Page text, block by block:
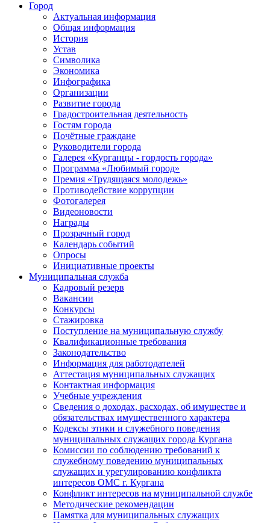
Город
Актуальная информация
Общая информация
История
Устав
Символика
Экономика
Инфографика
Организации
Развитие города
Градостроительная деятельность
Гостям города
Почётные граждане
Руководители города
Галерея «Курганцы - гордость города»
Программа «Любимый город»
Премия «Трудящаяся молодежь»
Противодействие коррупции
Фотогалерея
Видеоновости
Награды
Прозрачный город
Календарь событий
Опросы
Инициативные проекты
Муниципальная служба
Кадровый резерв
Вакансии
Конкурсы
Стажировка
Поступление на муниципальную службу
Квалификационные требования
Законодательство
Информация для работодателей
Аттестация муниципальных служащих
Контактная информация
Учебные учреждения
Сведения о доходах, расходах, об имуществе и
обязательствах имущественного характера
Кодексы этики и служебного поведения
муниципальных служащих города Кургана
Комиссии по соблюдению требований к
служебному поведению муниципальных
служащих и урегулированию конфликта
интересов ОМС г. Кургана
Конфликт интересов на муниципальной службе
Методические рекомендации
Памятка для муниципальных служащих